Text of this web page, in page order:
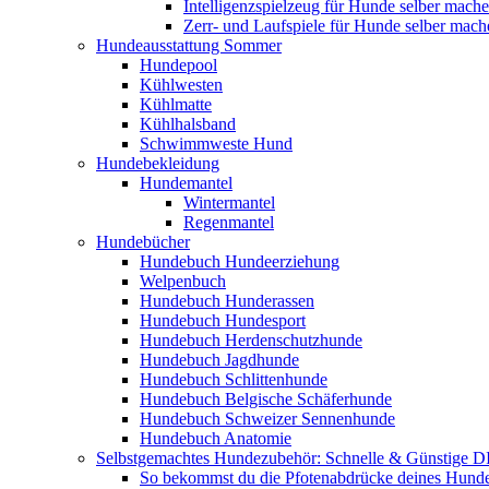
Intelligenzspielzeug für Hunde selber
Zerr- und Laufspiele für Hunde selber
Hundeausstattung Sommer
Hundepool
Kühlwesten
Kühlmatte
Kühlhalsband
Schwimmweste Hund
Hundebekleidung
Hundemantel
Wintermantel
Regenmantel
Hundebücher
Hundebuch Hundeerziehung
Welpenbuch
Hundebuch Hunderassen
Hundebuch Hundesport
Hundebuch Herdenschutzhunde
Hundebuch Jagdhunde
Hundebuch Schlittenhunde
Hundebuch Belgische Schäferhunde
Hundebuch Schweizer Sennenhunde
Hundebuch Anatomie
Selbstgemachtes Hundezubehör: Schnelle & Günstige
So bekommst du die Pfotenabdrücke deines